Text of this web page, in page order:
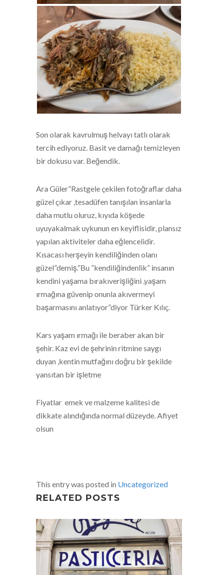
Son olarak kavrulmuş helvayı tatlı olarak
tercih ediyoruz. Basit ve damağı temizleyen
bir dokusu var. Beğendik.
Ara Güler”Rastgele çekilen fotoğraflar daha
güzel çıkar ,tesadüfen tanışılan insanlarla
daha mutlu oluruz, kıyıda köşede
uyuyakalmak uykunun en keyiflisidir, plansız
yapılan aktiviteler daha eğlencelidir.
Kısacası herşeyin kendiliğinden olanı
güzel”demiş.”Bu ”kendiliğindenlik” insanın
kendini yaşama bırakıverişliğini ,yaşam
ırmağına güvenip onunla akıvermeyi
başarmasını anlatıyor”diyor Türker Kılıç.
Kars yaşam ırmağı ile beraber akan bir
şehir. Kaz evi de şehrinin ritmine saygı
duyan ,kentin mutfağını doğru bir şekilde
yansıtan bir işletme
Fiyatlar emek ve malzeme kalitesi de
dikkate alındığında normal düzeyde. Afiyet
olsun
This entry was posted in Uncategorized
RELATED POSTS